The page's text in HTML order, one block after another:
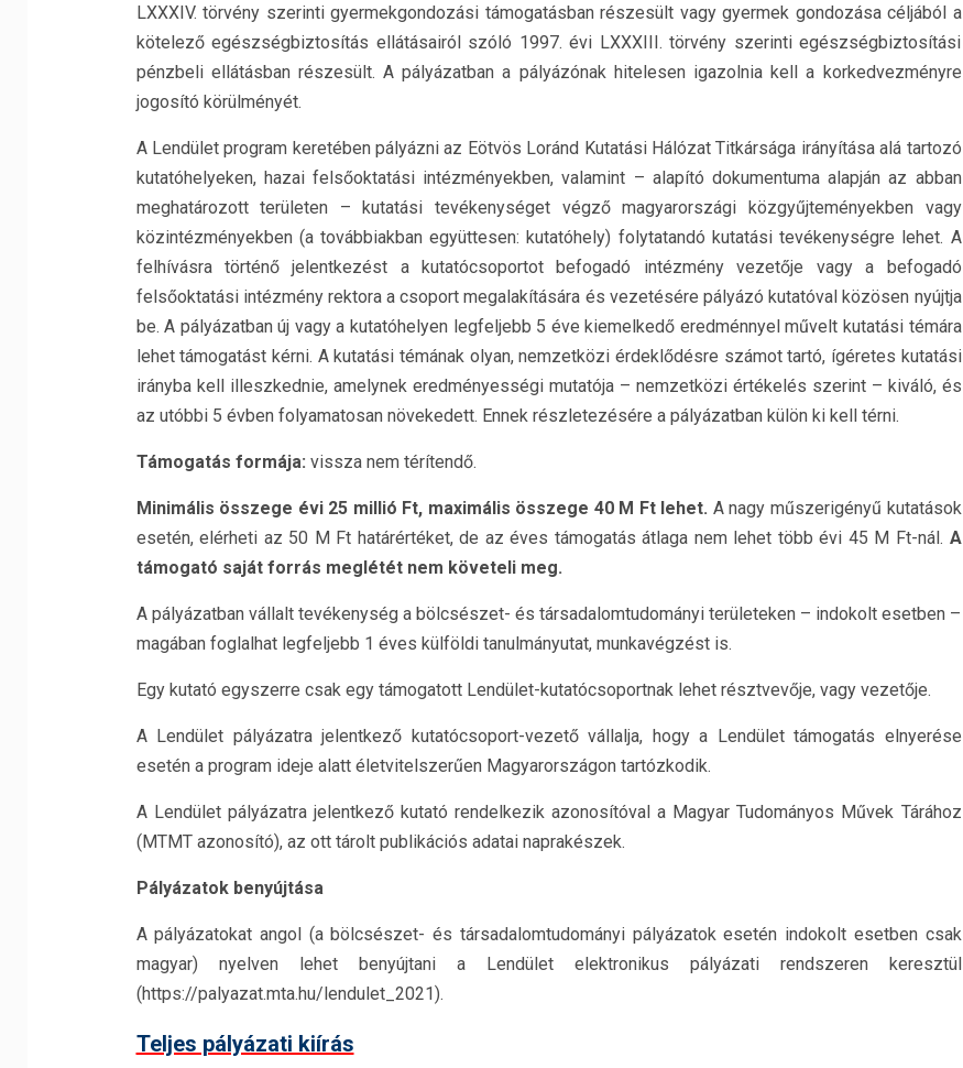
LXXXIV. törvény szerinti gyermekgondozási támogatásban részesült vagy gyermek gondozása céljából a
kötelező egészségbiztosítás ellátásairól szóló 1997. évi LXXXIII. törvény szerinti egészségbiztosítási
pénzbeli ellátásban részesült. A pályázatban a pályázónak hitelesen igazolnia kell a korkedvezményre
jogosító körülményét.
A Lendület program keretében pályázni az Eötvös Loránd Kutatási Hálózat Titkársága irányítása alá tartozó
kutatóhelyeken, hazai felsőoktatási intézményekben, valamint – alapító dokumentuma alapján az abban
meghatározott területen – kutatási tevékenységet végző magyarországi közgyűjteményekben vagy
közintézményekben (a továbbiakban együttesen: kutatóhely) folytatandó kutatási tevékenységre lehet. A
felhívásra történő jelentkezést a kutatócsoportot befogadó intézmény vezetője vagy a befogadó
felsőoktatási intézmény rektora a csoport megalakítására és vezetésére pályázó kutatóval közösen nyújtja
be. A pályázatban új vagy a kutatóhelyen legfeljebb 5 éve kiemelkedő eredménnyel művelt kutatási témára
lehet támogatást kérni. A kutatási témának olyan, nemzetközi érdeklődésre számot tartó, ígéretes kutatási
irányba kell illeszkednie, amelynek eredményességi mutatója – nemzetközi értékelés szerint – kiváló, és
az utóbbi 5 évben folyamatosan növekedett. Ennek részletezésére a pályázatban külön ki kell térni.
Támogatás formája: vissza nem térítendő.
Minimális összege évi 25 millió Ft, maximális összege 40 M Ft lehet. A nagy műszerigényű kutatások
esetén, elérheti az 50 M Ft határértéket, de az éves támogatás átlaga nem lehet több évi 45 M Ft-nál. A
támogató saját forrás meglétét nem követeli meg.
A pályázatban vállalt tevékenység a bölcsészet- és társadalomtudományi területeken – indokolt esetben –
magában foglalhat legfeljebb 1 éves külföldi tanulmányutat, munkavégzést is.
Egy kutató egyszerre csak egy támogatott Lendület-kutatócsoportnak lehet résztvevője, vagy vezetője.
A Lendület pályázatra jelentkező kutatócsoport-vezető vállalja, hogy a Lendület támogatás elnyerése
esetén a program ideje alatt életvitelszerűen Magyarországon tartózkodik.
A Lendület pályázatra jelentkező kutató rendelkezik azonosítóval a Magyar Tudományos Művek Tárához
(MTMT azonosító), az ott tárolt publikációs adatai naprakészek.
Pályázatok benyújtása
A pályázatokat angol (a bölcsészet- és társadalomtudományi pályázatok esetén indokolt esetben csak
magyar) nyelven lehet benyújtani a Lendület elektronikus pályázati rendszeren keresztül
(https://palyazat.mta.hu/lendulet_2021).
Teljes pályázati kiírás